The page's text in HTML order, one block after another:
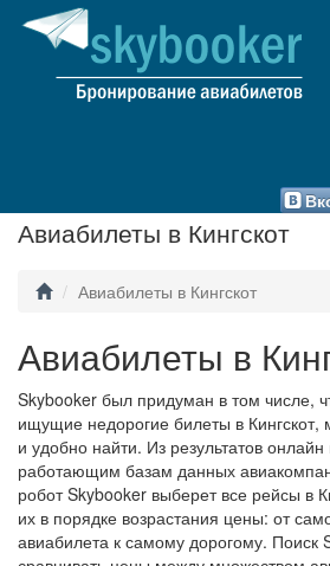
Авиабилеты в Кингскот
Авиабилеты в Кингскот
Авиабилеты в
Skybooker был придуман в том числе,
ищущие недорогие билеты в Кингскот,
и удобно найти. Из результатов
работающим базам данных
робот Skybooker выберет все рейсы в
их в порядке возрастания цены: от
авиабилета к самому дорогому. Поиск